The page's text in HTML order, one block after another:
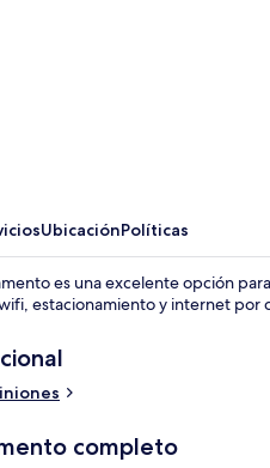
UbicaciónPolíticas
es una excelente opción
estacionamiento y internet por
completo